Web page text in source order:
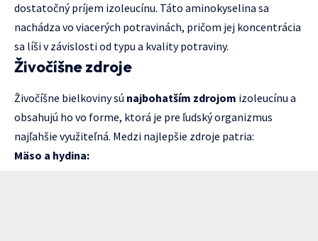
dostatočný príjem izoleucínu. Táto aminokyselina sa
nachádza vo viacerých potravinách, pričom jej koncentrácia
sa líši v závislosti od typu a kvality potraviny.
Živočíšne zdroje
Živočíšne bielkoviny sú najbohatším zdrojom izoleucínu a
obsahujú ho vo forme, ktorá je pre ľudský organizmus
najľahšie využiteľná. Medzi najlepšie zdroje patria:
Mäso a hydina: